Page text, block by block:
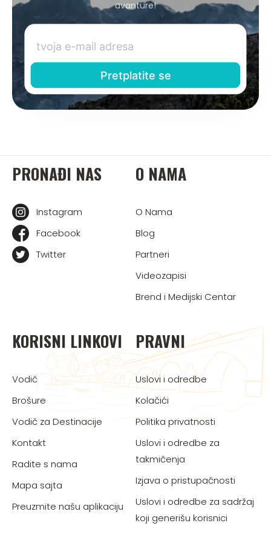
avanture!
PRONAĐI NAS
Instagram
Facebook
Twitter
O NAMA
O Nama
Blog
Partneri
Videozapisi
Brend i Medijski Centar
KORISNI LINKOVI
Vodič
Brošure
Vodič za Destinacije
Kontakt
Radite s nama
Mapa sajta
Preuzmite našu aplikaciju
PRAVNI
Uslovi i odredbe
Kolačići
Politika privatnosti
Uslovi i odredbe za
takmičenja
Izjava o pristupačnosti
Uslovi i odredbe za sadržaj
koji generišu korisnici